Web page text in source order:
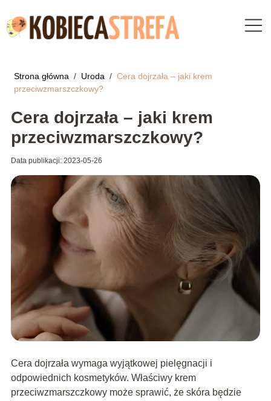
Strona główna / Uroda / Cera dojrzała – jaki krem
przeciwzmarszczkowy?
Cera dojrzała – jaki krem
przeciwzmarszczkowy?
Data publikacji: 2023-05-26
Cera dojrzała wymaga wyjątkowej pielęgnacji i
odpowiednich kosmetyków. Właściwy krem
przeciwzmarszczkowy może sprawić, że skóra będzie